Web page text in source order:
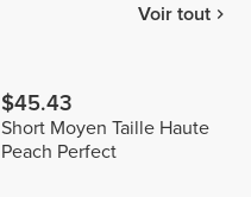
Voir tout
$45.43
Short Moyen Taille Haute
Peach Perfect